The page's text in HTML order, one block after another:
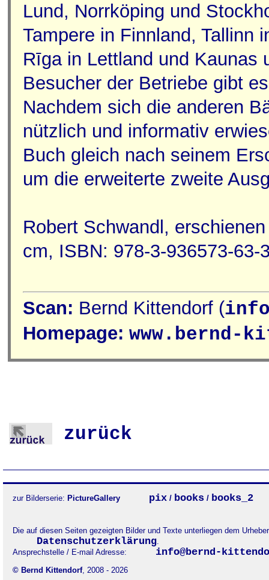
Lund, Norrköping und
Tampere in Finnland, Tallinn
Rīga in Lettland und Kaunas
Besucher der Betriebe gibt
Nachdem sich die anderen
nützlich und informativ
Buch gleich nach seinem
um die erweiterte zweite
Robert Schwandl,
cm, ISBN: 978-3-936573-63-
Scan: Bernd Kittendorf (
Homepage: www.bernd-
zurück
zur Bilderserie: PictureGallery pix / books / books_2
Die auf diesen Seiten gezeigten Bilder und Texte unterliegen dem
Datenschutzerklärung.
Ansprechstelle / E-mail Adresse:
info@bernd-
© Bernd Kittendorf, 2008 - 2026